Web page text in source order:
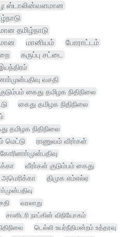
ஸ்டாலின்வளமான
தமிழ்நாடு
மானியம்
போராட்டம்
கருப்பு சட்டை
வசதி
குடும்பம் கைது தமிழக நிதிநிலை
கைது தமிழக நிதிநிலை
தமிழக நிதிநிலை
மெட்டு
ராணுவம் வீரா்கள்
வீரா்கள் குடும்பம் கைது
அமெரிக்கா
திமுக எம்எல்ஏ
வரலாறு
சானிடரி நாப்கின் விநியோகம்
டெல்லி உயர்நீதிமன்றம் உத்தரவு